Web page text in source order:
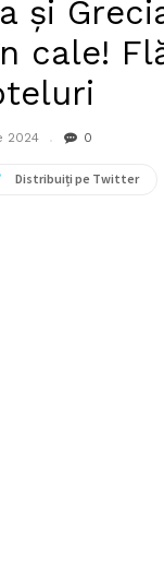
și
cale!
2024 0
Distribuiți pe Twitter